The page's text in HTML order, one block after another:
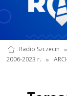
Radio Szczecin »
2006-2023 r.
»